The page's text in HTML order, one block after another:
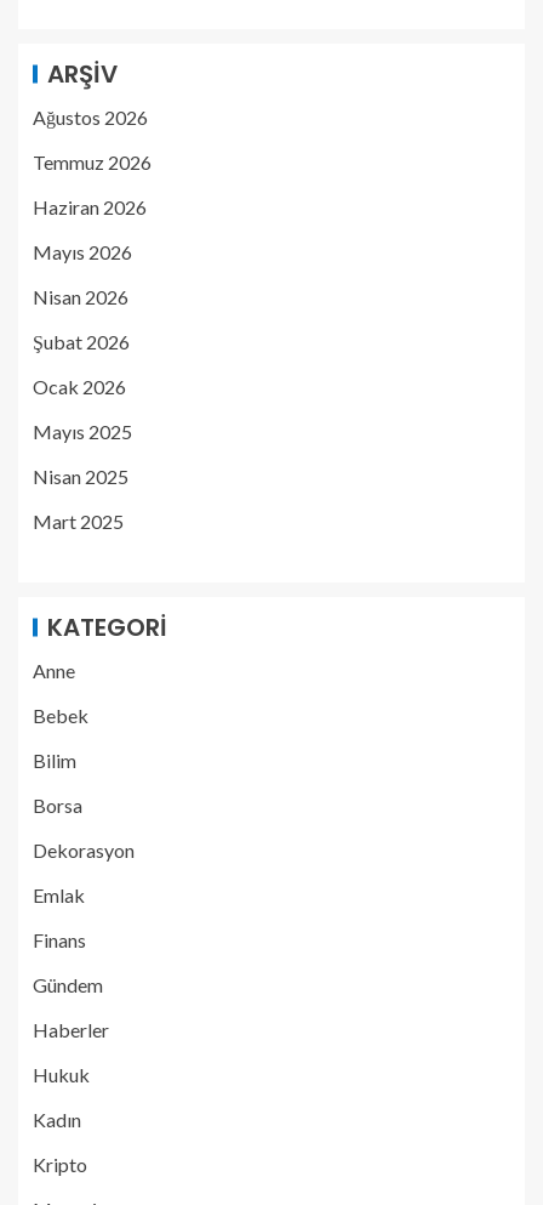
ARŞIV
Ağustos 2026
Temmuz 2026
Haziran 2026
Mayıs 2026
Nisan 2026
Şubat 2026
Ocak 2026
Mayıs 2025
Nisan 2025
Mart 2025
KATEGORI
Anne
Bebek
Bilim
Borsa
Dekorasyon
Emlak
Finans
Gündem
Haberler
Hukuk
Kadın
Kripto